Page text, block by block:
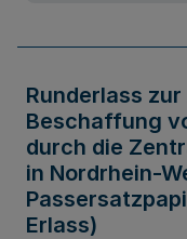
Runderlass
Beschaffung
durch die
in Nordrhein-
Erlass)